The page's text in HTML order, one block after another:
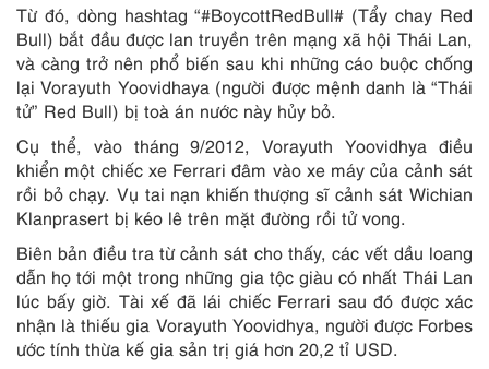
Từ đó, dòng hashtag “#BoycottRedBull# (Tẩy chay Red
Bull) bắt đầu được lan truyền trên mạng xã hội Thái Lan,
và càng trở nên phổ biến sau khi những cáo buộc chống
lại Vorayuth Yoovidhaya (người được mệnh danh là “Thái
tử” Red Bull) bị toà án nước này hủy bỏ.
Cụ thể, vào tháng 9/2012, Vorayuth Yoovidhya điều
khiển một chiếc xe Ferrari đâm vào xe máy của cảnh sát
rồi bỏ chạy. Vụ tai nạn khiến thượng sĩ cảnh sát Wichian
Klanprasert bị kéo lê trên mặt đường rồi tử vong.
Biên bản điều tra từ cảnh sát cho thấy, các vết dầu loang
dẫn họ tới một trong những gia tộc giàu có nhất Thái Lan
lúc bấy giờ. Tài xế đã lái chiếc Ferrari sau đó được xác
nhận là thiếu gia Vorayuth Yoovidhya, người được Forbes
ước tính thừa kế gia sản trị giá hơn 20,2 tỉ USD.